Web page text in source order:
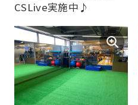
スクリーンを使用しての